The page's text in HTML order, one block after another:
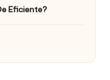
Eficiente?